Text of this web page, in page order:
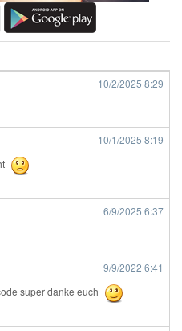
10/2/2025 8:29
10/1/2025 8:19
6/9/2025 6:37
9/9/2022 6:41
super danke euch